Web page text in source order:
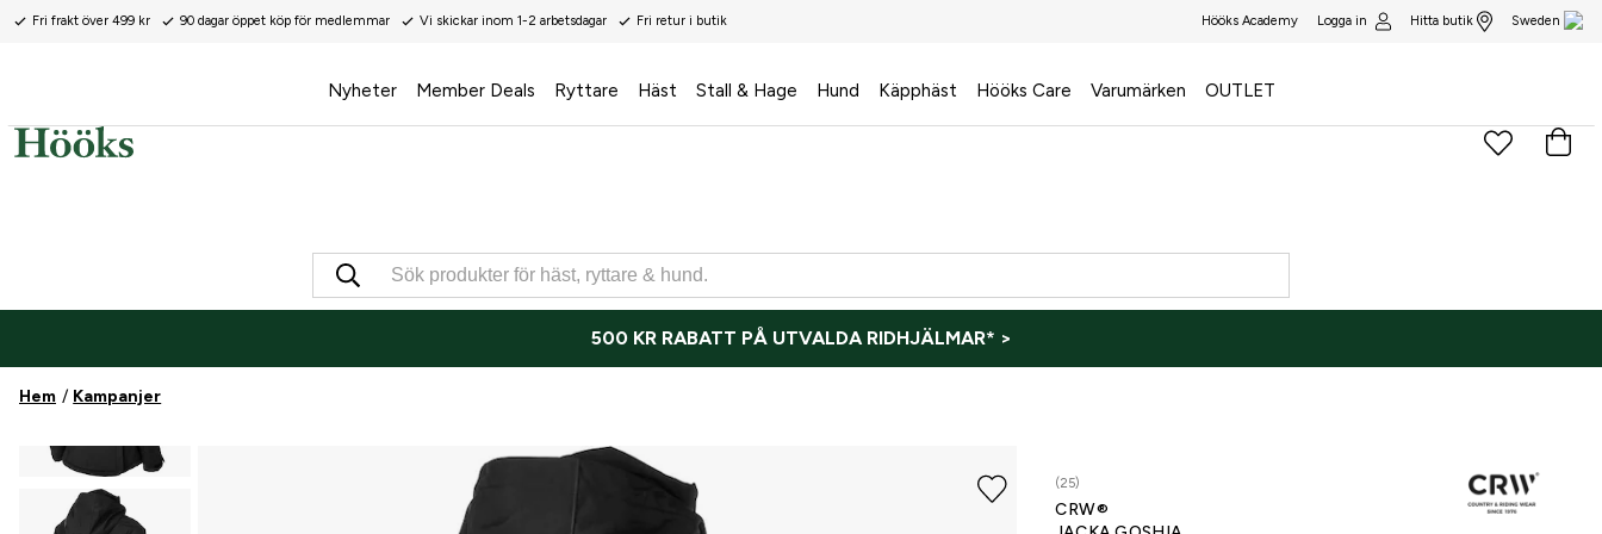
Fri frakt över 499 kr 90 dagar öppet köp för medlemmar Vi skickar inom 1-2 arbetsdagar Fri retur i butik Hööks Academy Logga in Hitta butik Sweden
Nyheter Member Deals Ryttare Häst Stall & Hage Hund Käpphäst Hööks Care Varumärken OUTLET
500 KR RABATT PÅ UTVALDA RIDHJÄLMAR* >
Hem Kampanjer
(25)
CRW®